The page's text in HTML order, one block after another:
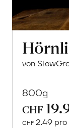
von
800g
CHF
CHF 2.49